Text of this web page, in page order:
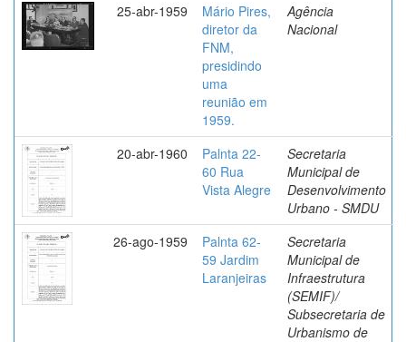
25-abr-1959
Mário Pires,
diretor da
FNM,
presidindo
uma
reunião em
1959.
Agência
Nacional
20-abr-1960
Palnta 22-
60 Rua
Vista Alegre
Secretaria
Municipal de
Desenvolvimento
Urbano - SMDU
26-ago-1959
Palnta 62-
59 Jardim
Laranjeiras
Secretaria
Municipal de
Infraestrutura
(SEMIF)/
Subsecretaria de
Urbanismo de